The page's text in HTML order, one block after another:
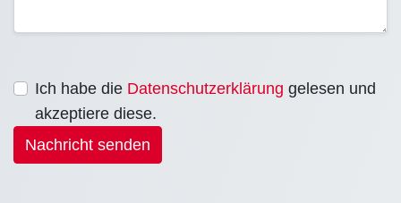
Ich habe die Datenschutzerklärung gelesen und
akzeptiere diese.
Nachricht senden